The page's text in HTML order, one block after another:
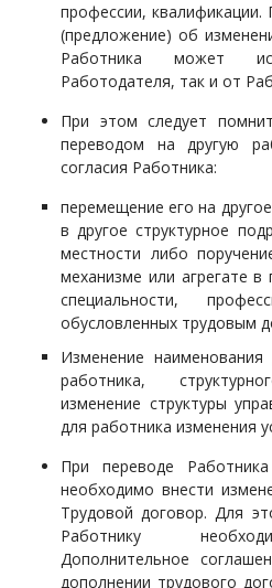
профессии, квалификации.
(предложение) об
Работника может
Работодателя, так и от
При этом следует
переводом на другую
согласия Работника:
перемещение его на
в другое структурное
местности либо
механизме или агрегате в
специальности,
обусловленных трудовым
Изменение
работника,
изменение структуры
для работника изменения
При переводе
необходимо внести
Трудовой договор. Для
Работнику
Дополнительное
дополнении трудового